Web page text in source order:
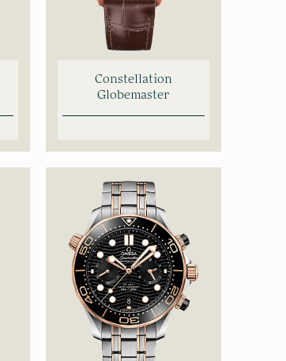
Constellation
Globemaster